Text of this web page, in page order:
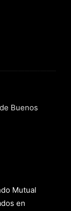
Buenos
Mutual
en